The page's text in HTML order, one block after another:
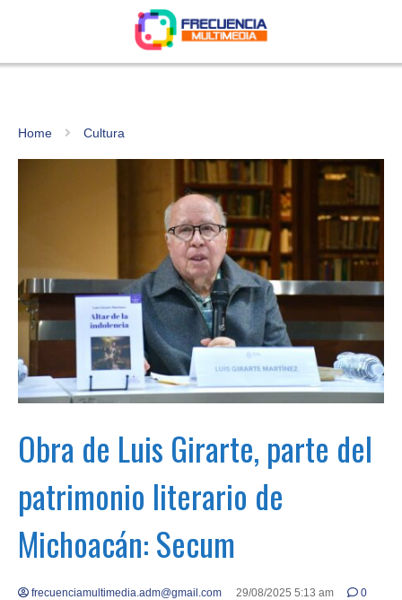
Home Cultura
Obra de Luis Girarte, parte del
patrimonio literario de
Michoacán: Secum
frecuenciamultimedia.adm@gmail.com 29/08/2025 5:13 am 0